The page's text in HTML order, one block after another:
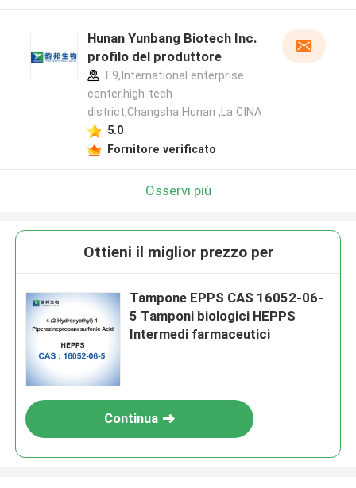
Hunan Yunbang Biotech Inc.
profilo del produttore
E9,International enterprise
center,high-tech
district,Changsha Hunan ,La CINA
5.0
Fornitore verificato
Osservi più
Ottieni il miglior prezzo per
Tampone EPPS CAS 16052-06-
5 Tamponi biologici HEPPS
Intermedi farmaceutici
Continua